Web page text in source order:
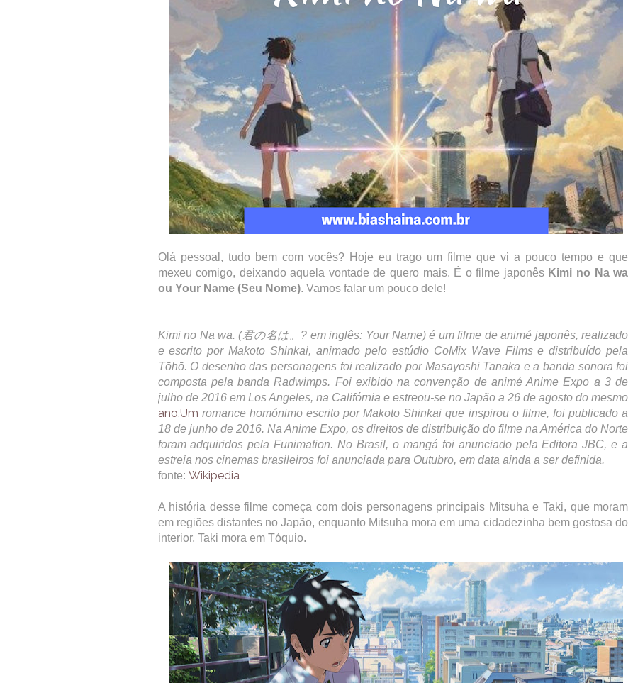
Olá pessoal, tudo bem com vocês? Hoje eu trago um filme que vi a pouco tempo e que
mexeu comigo, deixando aquela vontade de quero mais. É o filme japonês Kimi no Na wa
ou Your Name (Seu Nome). Vamos falar um pouco dele!
Kimi no Na wa. (君の名は。? em inglês: Your Name) é um filme de animé japonês, realizado
e escrito por Makoto Shinkai, animado pelo estúdio CoMix Wave Films e distribuído pela
Tōhō. O desenho das personagens foi realizado por Masayoshi Tanaka e a banda sonora foi
composta pela banda Radwimps. Foi exibido na convenção de animé Anime Expo a 3 de
julho de 2016 em Los Angeles, na Califórnia e estreou-se no Japão a 26 de agosto do mesmo
ano.Um romance homónimo escrito por Makoto Shinkai que inspirou o filme, foi publicado a
18 de junho de 2016. Na Anime Expo, os direitos de distribuição do filme na América do Norte
foram adquiridos pela Funimation. No Brasil, o mangá foi anunciado pela Editora JBC, e a
estreia nos cinemas brasileiros foi anunciada para Outubro, em data ainda a ser definida.
fonte: Wikipedia
A história desse filme começa com dois personagens principais Mitsuha e Taki, que moram
em regiões distantes no Japão, enquanto Mitsuha mora em uma cidadezinha bem gostosa do
interior, Taki mora em Tóquio.